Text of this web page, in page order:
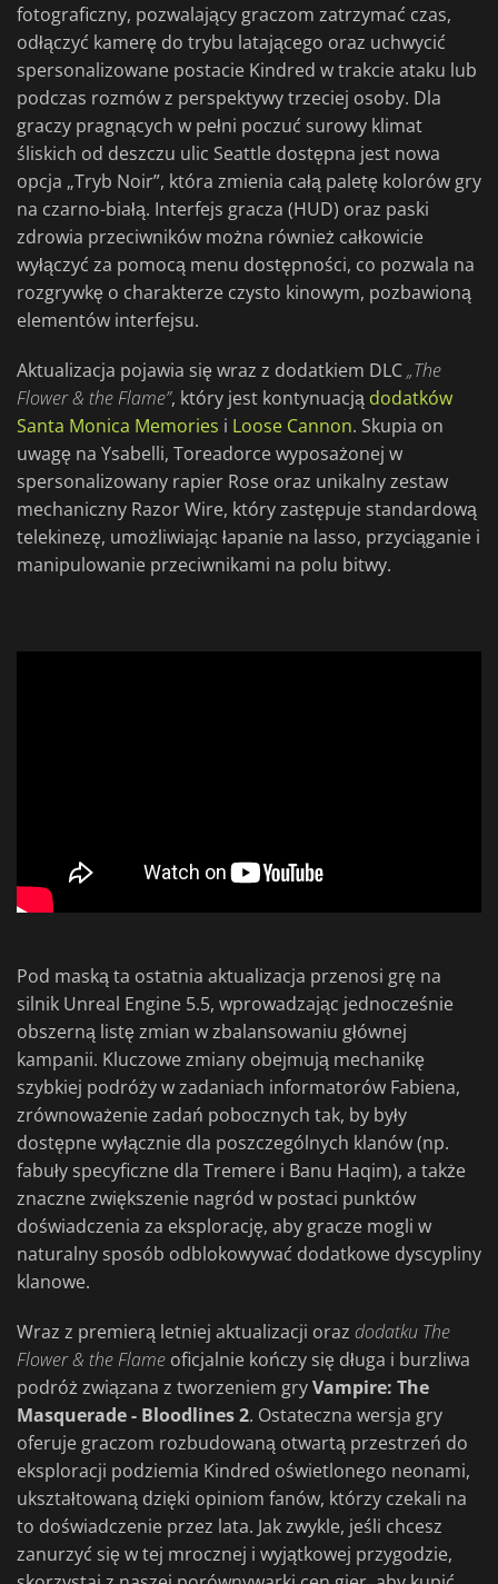
fotograficzny, pozwalający graczom zatrzymać czas,
odłączyć kamerę do trybu latającego oraz uchwycić
spersonalizowane postacie Kindred w trakcie ataku lub
podczas rozmów z perspektywy trzeciej osoby. Dla
graczy pragnących w pełni poczuć surowy klimat
śliskich od deszczu ulic Seattle dostępna jest nowa
opcja „Tryb Noir”, która zmienia całą paletę kolorów gry
na czarno-białą. Interfejs gracza (HUD) oraz paski
zdrowia przeciwników można również całkowicie
wyłączyć za pomocą menu dostępności, co pozwala na
rozgrywkę o charakterze czysto kinowym, pozbawioną
elementów interfejsu.
Aktualizacja pojawia się wraz z dodatkiem DLC„The
Flower & the Flame”, który jest kontynuacją dodatków
Santa Monica Memories i Loose Cannon. Skupia on
uwagę na Ysabelli, Toreadorce wyposażonej w
spersonalizowany rapier Rose oraz unikalny zestaw
mechaniczny Razor Wire, który zastępuje standardową
telekinezę, umożliwiając łapanie na lasso, przyciąganie i
manipulowanie przeciwnikami na polu bitwy.
Pod maską ta ostatnia aktualizacja przenosi grę na
silnik Unreal Engine 5.5, wprowadzając jednocześnie
obszerną listę zmian w zbalansowaniu głównej
kampanii. Kluczowe zmiany obejmują mechanikę
szybkiej podróży w zadaniach informatorów Fabiena,
zrównoważenie zadań pobocznych tak, by były
dostępne wyłącznie dla poszczególnych klanów (np.
fabuły specyficzne dla Tremere i Banu Haqim), a także
znaczne zwiększenie nagród w postaci punktów
doświadczenia za eksplorację, aby gracze mogli w
naturalny sposób odblokowywać dodatkowe dyscypliny
klanowe.
Wraz z premierą letniej aktualizacji oraz dodatku The
Flower & the Flame oficjalnie kończy się długa i burzliwa
podróż związana z tworzeniem gryVampire: The
Masquerade - Bloodlines 2. Ostateczna wersja gry
oferuje graczom rozbudowaną otwartą przestrzeń do
eksploracji podziemia Kindred oświetlonego neonami,
ukształtowaną dzięki opiniom fanów, którzy czekali na
to doświadczenie przez lata. Jak zwykle, jeśli chcesz
zanurzyć się w tej mrocznej i wyjątkowej przygodzie,